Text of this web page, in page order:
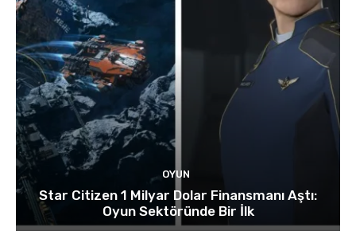
OYUN
Star Citizen 1 Milyar Dolar Finansmanı Aştı:
Oyun Sektöründe Bir İlk